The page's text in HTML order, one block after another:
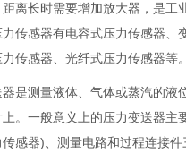
离长时需要增加放大器，是工
传感器有电容式压力传感器、
传感器、光纤式压力传感器等。
器是测量液体、气体或蒸汽的液
。一般意义上的压力变送器主
传感器)、测量电路和过程连接